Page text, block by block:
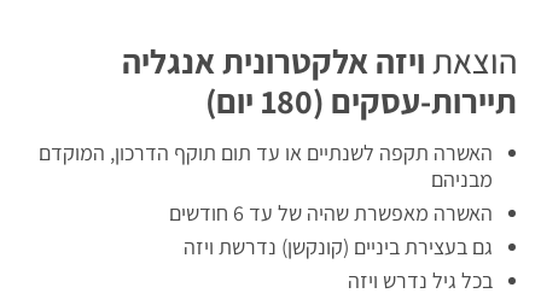
הוצאתויזה אלקטרונית אנגליה
תיירות-עסקים (180 יום)
האשרה תקפה לשנתיים או עד תום תוקף הדרכון, המוקדם
מבניהם
האשרה מאפשרת שהיה של עד 6 חודשים
גם בעצירת ביניים (קונקשן) נדרשת ויזה
בכל גיל נדרש ויזה